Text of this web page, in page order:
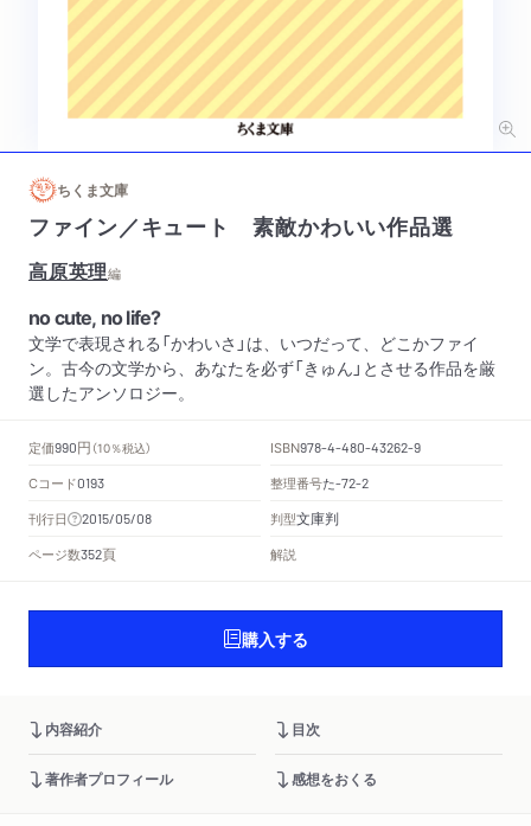
ちくま文庫
ファイン／キュート 素敵かわいい作品選
高原英理編
no cute, no life?
文学で表現される「かわいさ」は、いつだって、どこかファイ
ン。古今の文学から、あなたを必ず「きゅん」とさせる作品を厳
選したアンソロジー。
定価990円 （10％税込） ISBN978-4-480-43262-9
Cコード0193 整理番号た-72-2
刊行日 2015/05/08 判型文庫判
ページ数352頁 解説
購入する
内容紹介 目次
著作者プロフィール 感想をおくる